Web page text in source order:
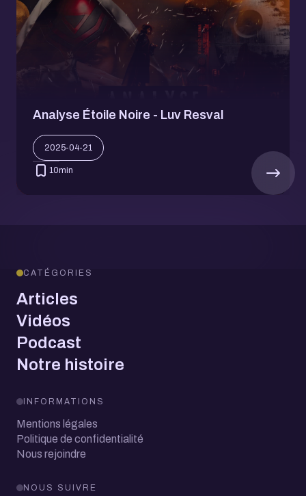
Analyse Étoile Noire - Luv Resval
2025-04-21
10min
CATÉGORIES
Articles
Vidéos
Podcast
Notre histoire
INFORMATIONS
Mentions légales
Politique de confidentialité
Nous rejoindre
NOUS SUIVRE